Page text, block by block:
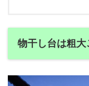
物干し台は粗大